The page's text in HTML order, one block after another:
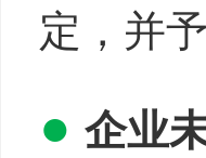
定，并
● 企业